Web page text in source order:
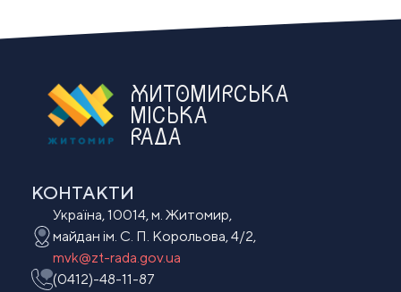
ЖИТОМИРСЬКА
МІСЬКА
РАДА
КОНТАКТИ
Україна, 10014, м. Житомир,
майдан ім. С. П. Корольова, 4/2,
mvk@zt-rada.gov.ua
(0412)-48-11-87